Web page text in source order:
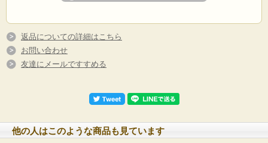
返品についての詳細はこちら
お問い合わせ
友達にメールですすめる
他の人はこのような商品も見ています